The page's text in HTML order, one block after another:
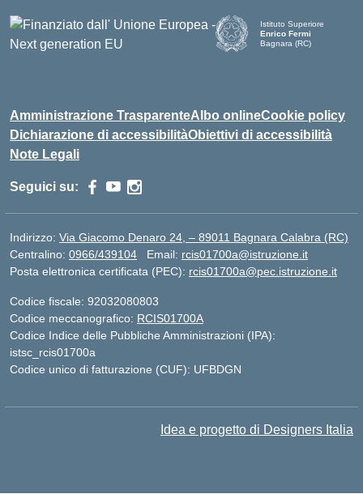
Istituto Superiore
Enrico Fermi
Bagnara (RC)
Amministrazione TrasparenteAlbo onlineCookie policy
Dichiarazione di accessibilitàObiettivi di accessibilità
Note Legali
Seguici su:
Indirizzo: Via Giacomo Denaro 24, – 89011 Bagnara Calabra (RC)
Centralino: 0966/439104 Email: rcis01700a@istruzione.it
Posta elettronica certificata (PEC): rcis01700a@pec.istruzione.it
Codice fiscale: 92032080803
Codice meccanografico: RCIS01700A
Codice Indice delle Pubbliche Amministrazioni (IPA):
istsc_rcis01700a
Codice unico di fatturazione (CUF): UFBDGN
Idea e progetto di Designers Italia